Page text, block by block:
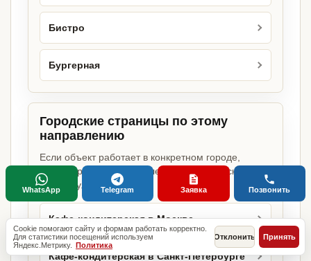
Бистро
Бургерная
Городские страницы по этому
направлению
Если объект работает в конкретном городе,
можно сразу открыть релевантную городскую
страницу.
Кафе-кондитерская в Москве
Кафе-кондитерская в Санкт-Петербурге
Cookie помогают сайту и формам работать корректно.
Для статистики посещений используем
Яндекс.Метрику. Политика
Отклонить Принять
WhatsApp Telegram Заявка Позвонить